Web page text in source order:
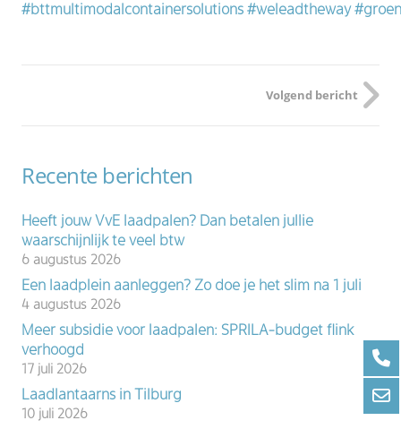
#bttmultimodalcontainersolutions #weleadtheway
Volgend bericht
Recente berichten
Heeft jouw VvE laadpalen? Dan betalen jullie
waarschijnlijk te veel btw
6 augustus 2026
Een laadplein aanleggen? Zo doe je het slim na 1 juli
4 augustus 2026
Meer subsidie voor laadpalen: SPRILA-budget flink
verhoogd
17 juli 2026
Laadlantaarns in Tilburg
10 juli 2026